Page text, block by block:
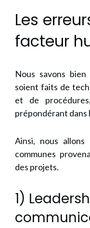
Les
facteur
Nous savons
soient faits de
et de
prépondérant dans
Ainsi, nous
communes
des projets.
1)